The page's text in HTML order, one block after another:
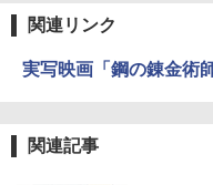
関連リンク
実写映画「鋼の錬金術
関連記事